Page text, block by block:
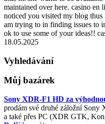
maintained over here. casino en
noticed you visited my blog thus
am trying to in finding issues to
ok to use some of your ideas!!
18.05.2025
Vyhledávání
Můj bazárek
Sony XDR-F1 HD za
prodám své druhé záložní
a také přes PC (XDR GTK,